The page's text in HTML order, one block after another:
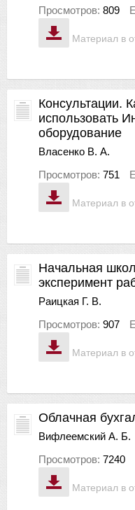
Материал в
Просмотров: 809
Материал в
Консультации.
использовать
оборудование
Власенко В. А.
Просмотров: 751
Материал в
Начальная
эксперимент
Раицкая Г. В.
Просмотров: 907
Материал в
Облачная
Вифлеемский А. Б.
Просмотров: 7240